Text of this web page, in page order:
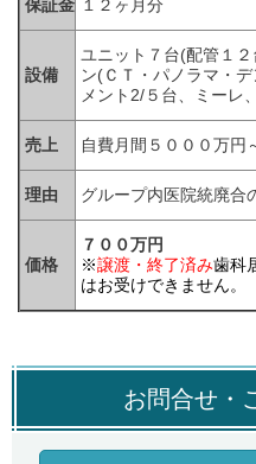
保証金 １２ヶ月分
設備
ユニット７台(配管１２
ン(ＣＴ・パノラマ・
メント 2/５台、ミーレ
売上 自費月間５０００万円
理由 グループ内医院統廃合
価格
７００万円
※譲渡・終了済み歯科
はお受けできません。
お問合せ・